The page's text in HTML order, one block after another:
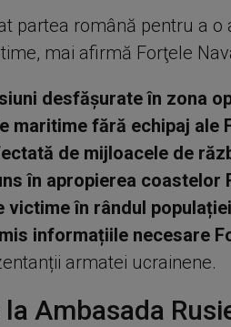
partea română pentru a o
mai afirmă Forţele
desfășurate în zona
maritime fără echipaj ale
de mijloacele de
în apropierea coastelor
victime în rândul
informațiile necesare
armatei ucrainene.
Ambasada